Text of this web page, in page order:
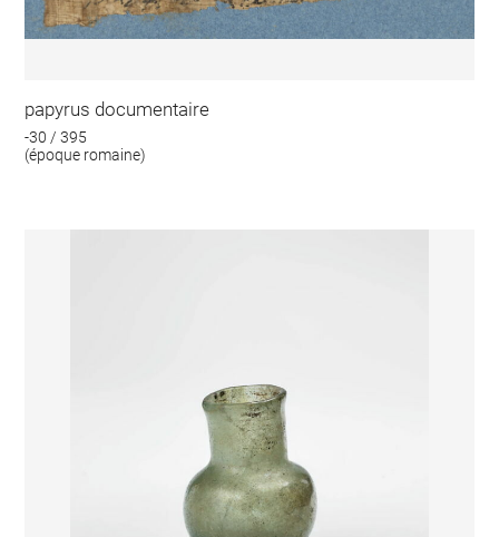
papyrus documentaire
-30 / 395
(époque romaine)